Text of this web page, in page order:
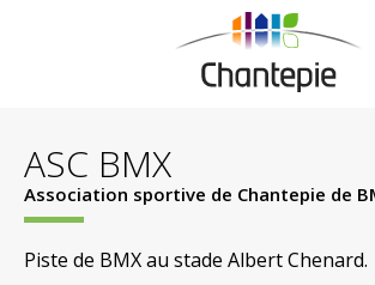
ASC BMX
Association sportive de Chantepie de
Piste de BMX au stade Albert Chenard.